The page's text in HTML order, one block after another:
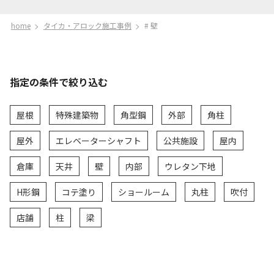
home タイカ・アロック施工事例 # 壁
指定の条件で絞り込む
屋根 特殊建築物 角型鋼 外部 角柱
屋外 エレベーターシャフト 公共施設 屋内
倉庫 天井 壁 内部 ウレタン下地
H形鋼 コテ塗り ショールーム 丸柱 吹付
店舗 柱 梁